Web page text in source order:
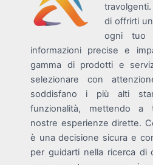
di offrirti
ogni tuo
informazioni precise e
gamma di prodotti e
selezionare con
soddisfano i più alti
funzionalità, mettendo a
nostre esperienze dirette.
è una decisione sicura e
per guidarti nella ricerca di